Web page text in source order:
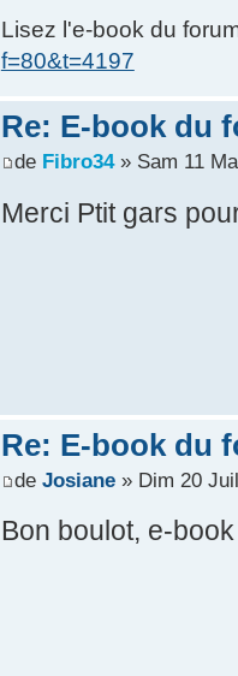
Lisez l'e-book du
f=80&t=4197
Re: E-book du
de Fibro34» Sam 11
Merci Ptit gars
Re: E-book du
de Josiane» Dim 20
Bon boulot, e-